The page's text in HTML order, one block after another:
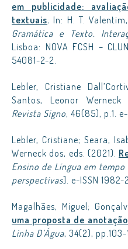
em publicidade:
textuais. In: H. T.
Gramática e Texto.
Lisboa: NOVA FCSH –
54081-2-2.
Lebler, Cristiane
Santos, Leonor
Revista Signo, 46(85), p.1.
Lebler, Cristiane; Seara,
Werneck dos, eds. (2021).
Ensino de Língua em
perspectivas]. e-ISSN 1982-
Magalhães, Miguel;
uma proposta de
Linha D’Água, 34(2), pp.103-